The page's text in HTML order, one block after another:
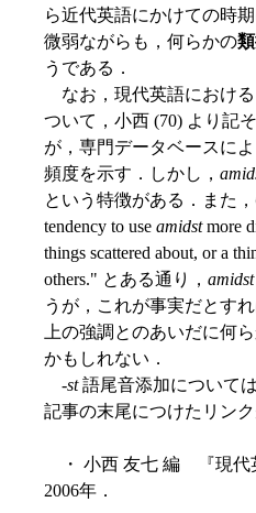
ら近代英語にかけての時
微弱ながらも，何らかの
うである．
なお，現代英語における
ついて，小西 (70) より記
が，専門データベースに
頻度を示す．しかし，
という特徴がある．また，
tendency to use amidstmore
things scattered about, or a
others." とある通り， amidst
うが，これが事実だとす
上の強調とのあいだに何
かもしれない．
-st語尾音添加について
記事の末尾につけたリン
・ 小西 友七 編 『現代
2006年．